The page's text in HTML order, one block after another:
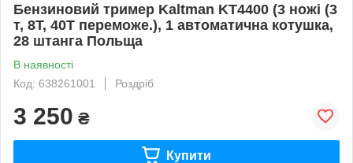
Бензиновий тример Kaltman KT4400 (3 ножі (3
т, 8Т, 40Т переможе.), 1 автоматична котушка,
28 штанга Польща
В наявності
Код: 638261001
Роздріб
3 250 ₴
Купити